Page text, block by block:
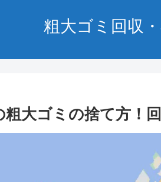
粗大ゴミ回収
粗大ゴミの捨て方！